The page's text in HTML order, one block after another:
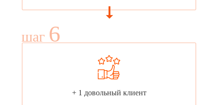
шаг 6
+ 1 довольный клиент